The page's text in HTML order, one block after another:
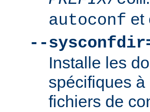
autoconf et
--
Installe les
spécifiques
fichiers de